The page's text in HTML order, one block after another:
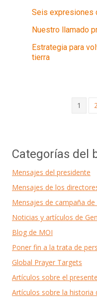
Seis expresiones
Nuestro llamado
Estrategia para
tierra
1
Categorías del
Mensajes del presidente
Mensajes de los
Mensajes de campaña de
Noticias y artículos de
Blog de MOI
Poner fin a la trata de
Global Prayer Targets
Artículos sobre el
Artículos sobre la historia